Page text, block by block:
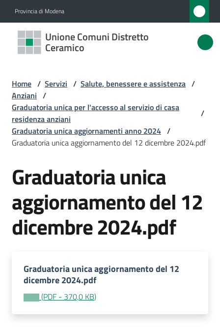
Provincia di Modena
Unione Comuni Distretto
Ceramico
Unione
Comuni
Ceramico
Amministrazione
Novità
Servizi
Menu selezionato
Vivere
l'Unione
Tutti
argomenti...
Home / Servizi / Salute, benessere e assistenza /
Anziani /
Graduatoria unica per l'accesso al servizio di casa
residenza anziani
/
Graduatoria unica aggiornamenti anno 2024 /
Graduatoria unica aggiornamento del 12 dicembre 2024.pdf
Graduatoria unica
aggiornamento del 12
dicembre 2024.pdf
Graduatoria unica aggiornamento del 12
dicembre 2024.pdf
(PDF - 370,0 KB)